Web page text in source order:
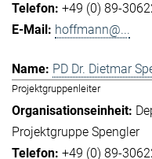
+49 (0) 89-
hoffmann@...
PD Dr. Dietmar
Projektgruppenleiter
Projektgruppe Spengler
+49 (0) 89-